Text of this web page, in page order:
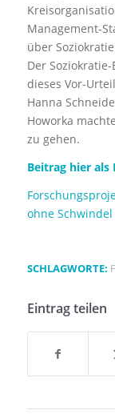
Management-
über
Der
dieses Vor-
Hanna
Howorka
zu gehen.
Beitrag hier als
ohne Schwindel
SCHLAGWORTE:
Eintrag teilen